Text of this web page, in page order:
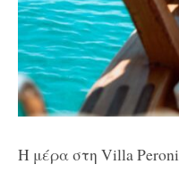
Η μέρα στη VillaPeroni